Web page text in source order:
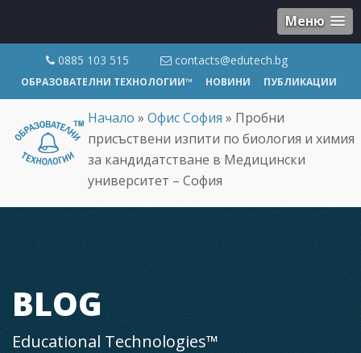
Меню
0885 103 515 contacts@edutech.bg
ОБРАЗОВАТЕЛНИ ТЕХНОЛОГИИ™ НОВИНИ ПУБЛИКАЦИИ
Начало » Офис София » Пробни
присъствени изпити по биология и химия
за кандидатстване в Медицински
университет – София
BLOG
Educational Technologies™